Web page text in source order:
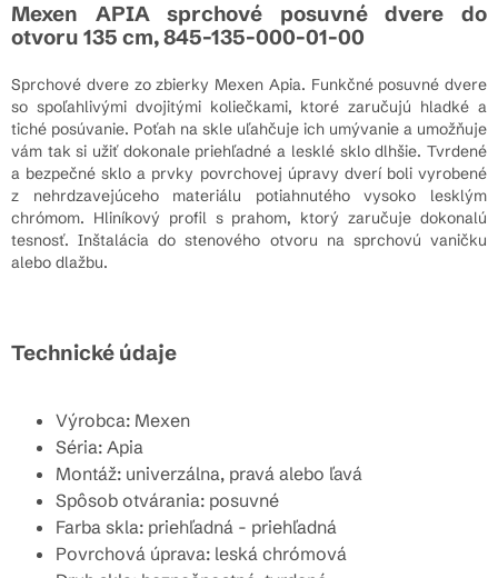
Mexen APIA sprchové posuvné dvere do
otvoru 135 cm, 845-135-000-01-00
Sprchové dvere zo zbierky Mexen Apia. Funkčné posuvné dvere
so spoľahlivými dvojitými koliečkami, ktoré zaručujú hladké a
tiché posúvanie. Poťah na skle uľahčuje ich umývanie a umožňuje
vám tak si užiť dokonale priehľadné a lesklé sklo dlhšie. Tvrdené
a bezpečné sklo a prvky povrchovej úpravy dverí boli vyrobené
z nehrdzavejúceho materiálu potiahnutého vysoko lesklým
chrómom. Hliníkový profil s prahom, ktorý zaručuje dokonalú
tesnosť. Inštalácia do stenového otvoru na sprchovú vaničku
alebo dlažbu.
Technické údaje
Výrobca: Mexen
Séria: Apia
Montáž: univerzálna, pravá alebo ľavá
Spôsob otvárania: posuvné
Farba skla: priehľadná - priehľadná
Povrchová úprava: leská chrómová